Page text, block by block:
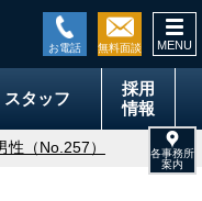
スタッフ
採用
情報
性（No.257）